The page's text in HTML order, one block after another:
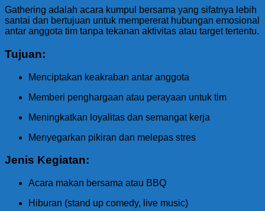
Gathering adalah acara kumpul bersama yang sifatnya lebih
santai dan bertujuan untuk mempererat hubungan emosional
antar anggota tim tanpa tekanan aktivitas atau target tertentu.
Tujuan:
Menciptakan keakraban antar anggota
Memberi penghargaan atau perayaan untuk tim
Meningkatkan loyalitas dan semangat kerja
Menyegarkan pikiran dan melepas stres
Jenis Kegiatan:
Acara makan bersama atau BBQ
Hiburan (stand up comedy, live music)